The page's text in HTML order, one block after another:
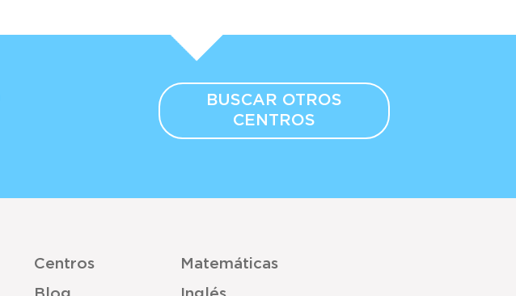
BUSCAR OTROS
CENTROS
Centros
Matemáticas